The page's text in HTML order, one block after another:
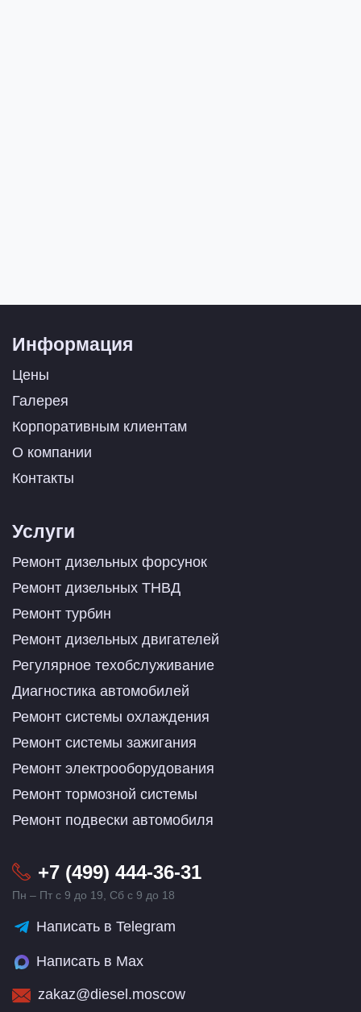
Информация
Цены
Галерея
Корпоративным клиентам
О компании
Контакты
Услуги
Ремонт дизельных форсунок
Ремонт дизельных ТНВД
Ремонт турбин
Ремонт дизельных двигателей
Регулярное техобслуживание
Диагностика автомобилей
Ремонт системы охлаждения
Ремонт системы зажигания
Ремонт электрооборудования
Ремонт тормозной системы
Ремонт подвески автомобиля
+7 (499) 444-36-31
Пн – Пт с 9 до 19, Сб с 9 до 18
Написать в Telegram
Написать в Max
zakaz@diesel.moscow